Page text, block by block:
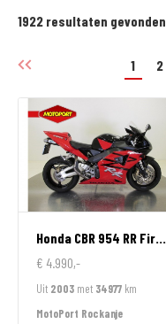
1922 resultaten gevonden
1 2
Honda CBR 954 RR FireBlade
€ 4.990,-
Uit 2003 met 34977 km
MotoPort Rockanje